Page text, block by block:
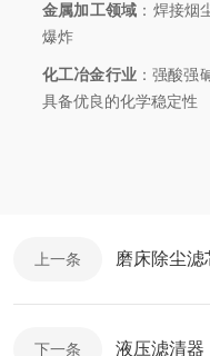
金属加工领域 ：焊接烟
爆炸
化工冶金行业：强酸强
具备优良的化学稳定性
上一条 磨床除尘
下一条